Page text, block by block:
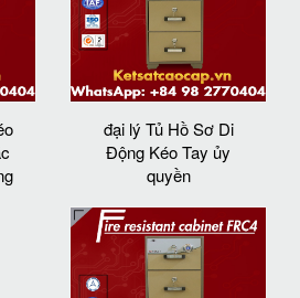
đại lý Tủ Hồ Sơ Di
Động Kéo Tay ủy
quyền